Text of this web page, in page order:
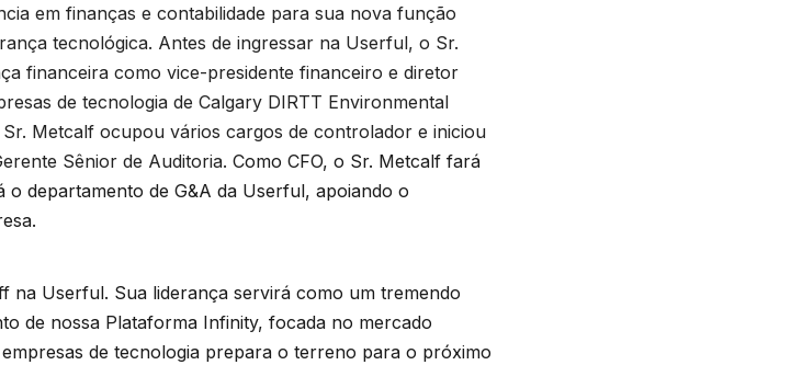
em finanças e contabilidade para sua nova função
tecnológica. Antes de ingressar na Userful, o Sr.
financeira como vice-presidente financeiro e diretor
de tecnologia de Calgary DIRTT Environmental
Metcalf ocupou vários cargos de controlador e iniciou
Sênior de Auditoria. Como CFO, o Sr. Metcalf fará
departamento de G&A da Userful, apoiando o
na Userful. Sua liderança servirá como um tremendo
de nossa Plataforma Infinity, focada no mercado
de tecnologia prepara o terreno para o próximo